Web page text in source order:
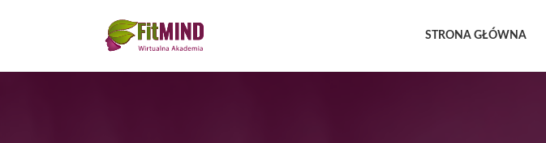
STRONA GŁÓWNA